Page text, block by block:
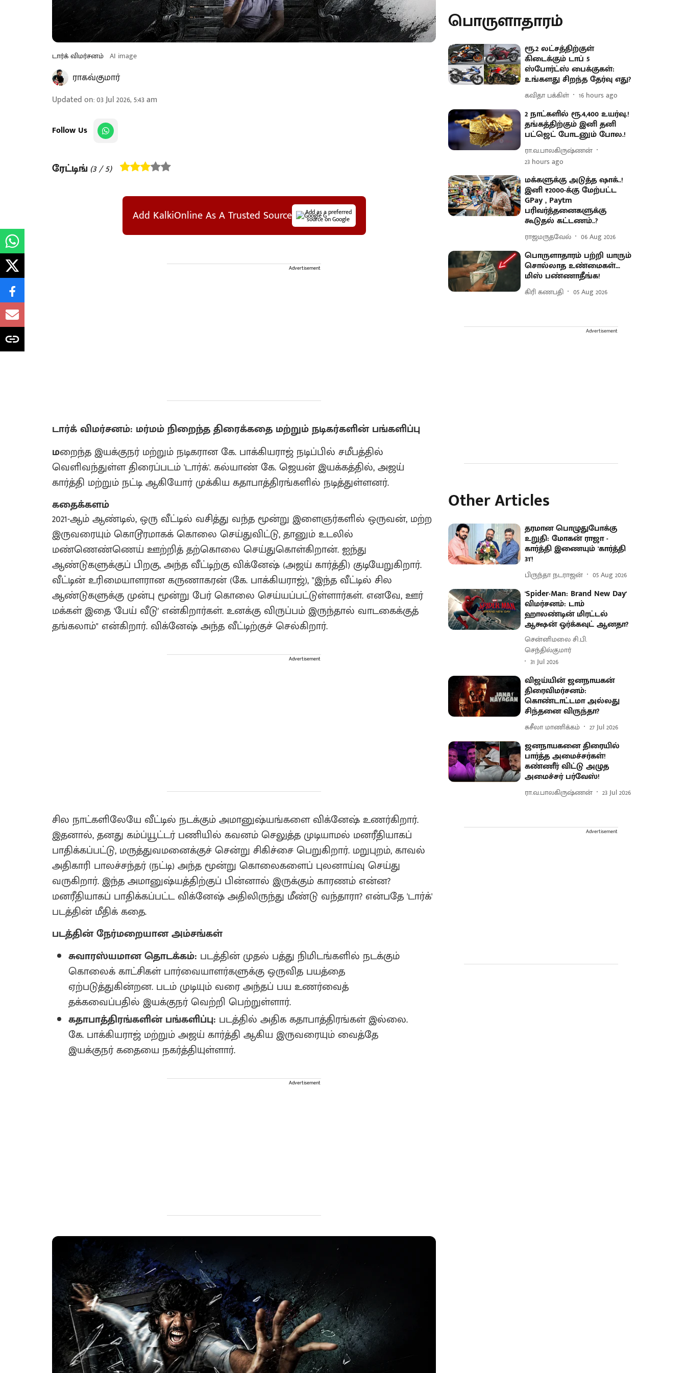
டார்க் விமர்சனம் AI image
ராகவ்குமார்
Updated on:03 Jul 2026, 5:43 am
Follow Us
ரேட்டிங் (3/ 5)
Add KalkiOnline As A Trusted Source Add as a preferred
source on Google
Advertisement
டார்க் விமர்சனம்: மர்மம் நிறைந்த திரைக்கதை மற்றும் நடிகர்களின் பங்களிப்பு
மறைந்த இயக்குநர் மற்றும் நடிகரான கே. பாக்கியராஜ் நடிப்பில் சமீபத்தில்
வெளிவந்துள்ள திரைப்படம் 'டார்க்'. கல்யாண் கே. ஜெயன் இயக்கத்தில், அஜய்
கார்த்தி மற்றும் நட்டி ஆகியோர் முக்கிய கதாபாத்திரங்களில் நடித்துள்ளனர்.
கதைக்களம்
2021-ஆம் ஆண்டில், ஒரு வீட்டில் வசித்து வந்த மூன்று இளைஞர்களில் ஒருவன், மற்ற
இருவரையும் கொடூரமாகக் கொலை செய்துவிட்டு, தானும் உடலில்
மண்ணெண்ணெய் ஊற்றித் தற்கொலை செய்துகொள்கிறான். ஐந்து
ஆண்டுகளுக்குப் பிறகு, அந்த வீட்டிற்கு விக்னேஷ் (அஜய் கார்த்தி) குடியேறுகிறார்.
வீட்டின் உரிமையாளரான கருணாகரன் (கே. பாக்கியராஜ்), "இந்த வீட்டில் சில
ஆண்டுகளுக்கு முன்பு மூன்று பேர் கொலை செய்யப்பட்டுள்ளார்கள். எனவே, ஊர்
மக்கள் இதை 'பேய் வீடு' என்கிறார்கள். உனக்கு விருப்பம் இருந்தால் வாடகைக்குத்
தங்கலாம்" என்கிறார். விக்னேஷ் அந்த வீட்டிற்குச் செல்கிறார்.
Advertisement
சில நாட்களிலேயே வீட்டில் நடக்கும் அமானுஷ்யங்களை விக்னேஷ் உணர்கிறார்.
இதனால், தனது கம்ப்யூட்டர் பணியில் கவனம் செலுத்த முடியாமல் மனரீதியாகப்
பாதிக்கப்பட்டு, மருத்துவமனைக்குச் சென்று சிகிச்சை பெறுகிறார். மறுபுறம், காவல்
அதிகாரி பாலச்சந்தர் (நட்டி) அந்த மூன்று கொலைகளைப் புலனாய்வு செய்து
வருகிறார். இந்த அமானுஷ்யத்திற்குப் பின்னால் இருக்கும் காரணம் என்ன?
மனரீதியாகப் பாதிக்கப்பட்ட விக்னேஷ் அதிலிருந்து மீண்டு வந்தாரா? என்பதே 'டார்க்'
படத்தின் மீதிக் கதை.
படத்தின் நேர்மறையான அம்சங்கள்
சுவாரஸ்யமான தொடக்கம்: படத்தின் முதல் பத்து நிமிடங்களில் நடக்கும்
கொலைக் காட்சிகள் பார்வையாளர்களுக்கு ஒருவித பயத்தை
ஏற்படுத்துகின்றன. படம் முடியும் வரை அந்தப் பய உணர்வைத்
தக்கவைப்பதில் இயக்குநர் வெற்றி பெற்றுள்ளார்.
கதாபாத்திரங்களின் பங்களிப்பு: படத்தில் அதிக கதாபாத்திரங்கள் இல்லை.
கே. பாக்கியராஜ் மற்றும் அஜய் கார்த்தி ஆகிய இருவரையும் வைத்தே
இயக்குநர் கதையை நகர்த்தியுள்ளார்.
Advertisement
பொருளாதாரம்
ரூ.2 லட்சத்திற்குள்
கிடைக்கும் டாப் 5
ஸ்போர்ட்ஸ் பைக்குகள்:
உங்களது சிறந்த தேர்வு எது?
கவிதா பக்கிள் 16 hours ago
2 நாட்களில் ரூ.4,400 உயர்வு.!
தங்கத்திற்கும் இனி தனி
பட்ஜெட் போடனும் போல.!
ரா.வ.பாலகிருஷ்ணன்
23 hours ago
மக்களுக்கு அடுத்த ஷாக்..!
இனி ₹2000-க்கு மேற்பட்ட
GPay , Paytm
பரிவர்த்தனைகளுக்கு
கூடுதல் கட்டணம்..?
ராஜமருதவேல் 06 Aug 2026
பொருளாதாரம் பற்றி யாரும்
சொல்லாத உண்மைகள்...
மிஸ் பண்ணாதீங்க!
கிரி கணபதி 05 Aug 2026
Advertisement
Other Articles
தரமான பொழுதுபோக்கு
உறுதி: மோகன் ராஜா -
கார்த்தி இணையும் 'கார்த்தி
31'!
பிருந்தா நடராஜன் 05 Aug 2026
'Spider-Man: Brand New Day'
விமர்சனம்: டாம்
ஹாலண்டின் மிரட்டல்
ஆக்ஷன் ஒர்க்கவுட் ஆனதா?
சென்னிமலை சி.பி.
செந்தில்குமார்
31 Jul 2026
விஜய்யின் ஜனநாயகன்
திரைவிமர்சனம்:
கொண்டாட்டமா அல்லது
சிந்தனை விருந்தா?
சுசீலா மாணிக்கம் 27 Jul 2026
ஜனநாயகனை திரையில்
பார்த்த அமைச்சர்கள்!
கண்ணீர் விட்டு அழுத
அமைச்சர் பர்வேஸ்!
ரா.வ.பாலகிருஷ்ணன் 23 Jul 2026
Advertisement